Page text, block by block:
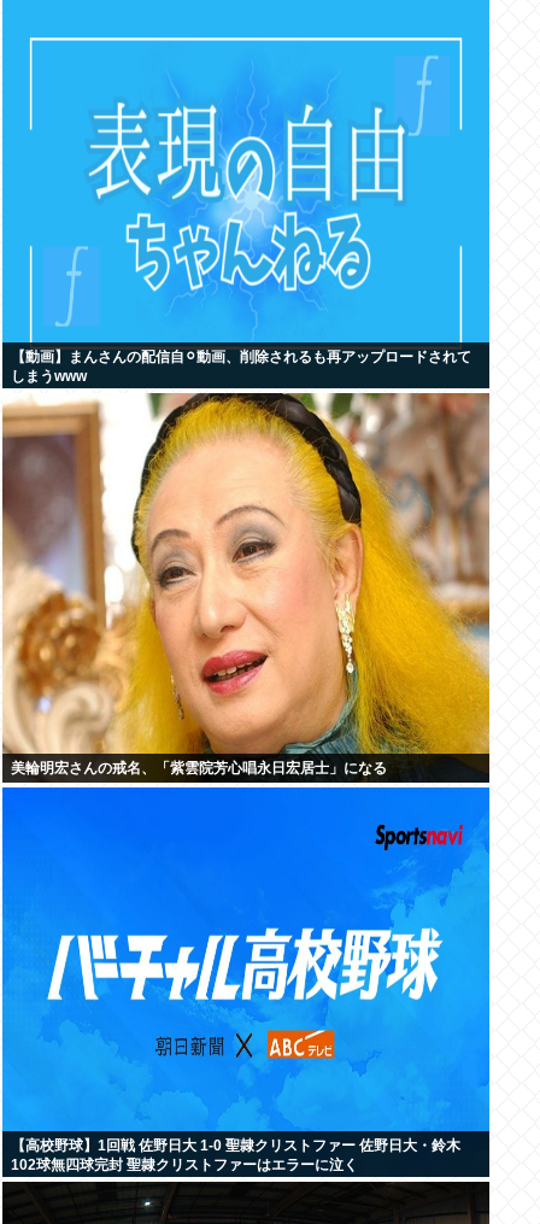
【動画】まんさんの配信自⚪︎動画、削除されるも再アップロードされて
しまうwww
美輪明宏さんの戒名、「紫雲院芳心唱永日宏居士」になる
【高校野球】1回戦 佐野日大 1-0 聖隷クリストファー 佐野日大・鈴木
102球無四球完封 聖隷クリストファーはエラーに泣く